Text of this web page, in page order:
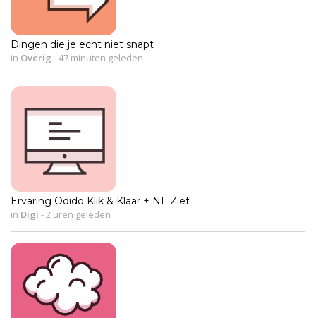
Dingen die je echt niet snapt
in Overig -47 minuten geleden
Ervaring Odido Klik & Klaar + NL Ziet
in Digi - 2 uren geleden